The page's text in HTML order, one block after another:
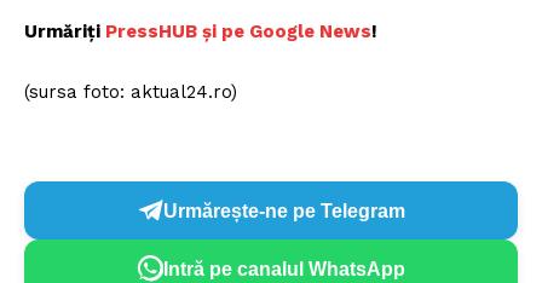
Urmăriți PressHUB și pe Google News!
(sursa foto: aktual24.ro)
Urmărește-ne pe Telegram
Intră pe canalul WhatsApp